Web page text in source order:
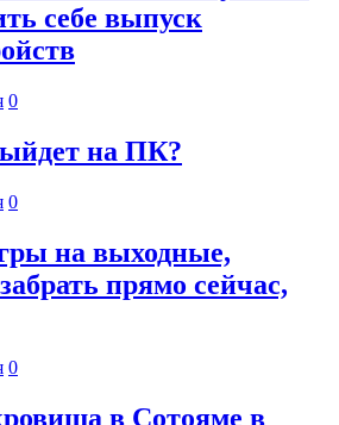
себе выпуск
0
на ПК?
0
на выходные,
прямо сейчас,
0
в Сотояме в